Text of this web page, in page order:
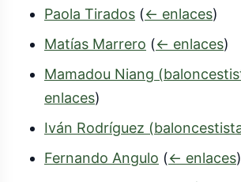
Paola Tirados (← enlaces)
Matías Marrero (← enlaces)
Mamadou Niang
enlaces)
Iván Rodríguez
Fernando Angulo (← enlaces)